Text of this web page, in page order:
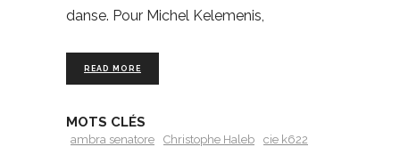
danse. Pour Michel Kelemenis,
READ MORE
MOTS CLÉS
ambra senatore Christophe Haleb
cie k622